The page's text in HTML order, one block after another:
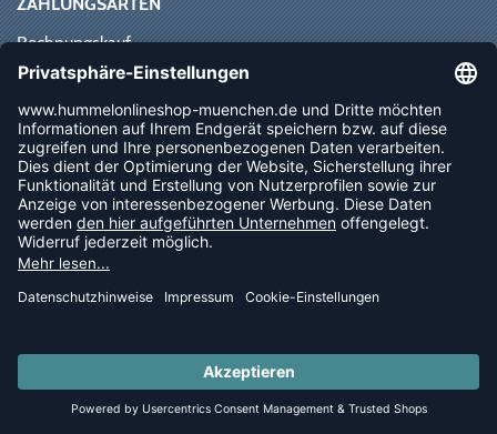
LAST PIECES: Bekleidung - Spare bis zu 65%
Rechnungskauf
Paypal
Vorkasse
Sofortüberweisung
NEWSLETTER